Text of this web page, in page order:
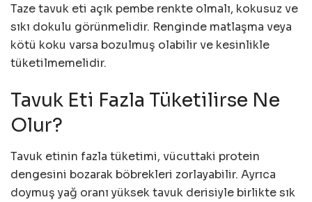
Taze tavuk eti açık pembe renkte olmalı, kokusuz ve
sıkı dokulu görünmelidir. Renginde matlaşma veya
kötü koku varsa bozulmuş olabilir ve kesinlikle
tüketilmemelidir.
Tavuk Eti Fazla Tüketilirse Ne
Olur?
Tavuk etinin fazla tüketimi, vücuttaki protein
dengesini bozarak böbrekleri zorlayabilir. Ayrıca
doymuş yağ oranı yüksek tavuk derisiyle birlikte sık